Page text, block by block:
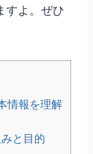
すよ。ぜひ
情報を理解
と目的